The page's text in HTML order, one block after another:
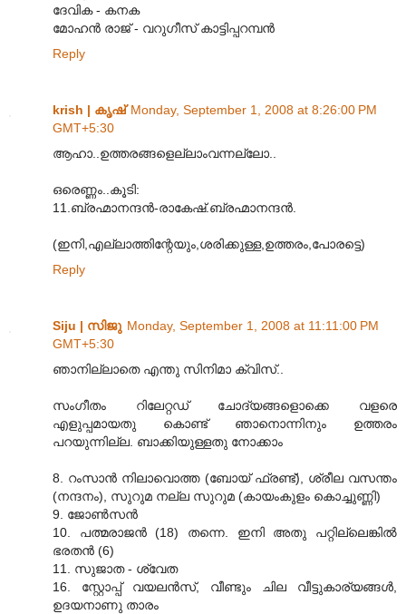
ദേവിക - കനക
മോഹന്‍ രാജ് - വറുഗീസ് കാട്ടിപ്പറമ്പന്‍
Reply
krish | കൃഷ് Monday, September 1, 2008 at 8:26:00 PM
GMT+5:30
ആഹാ..ഉത്തരങ്ങളെല്ലാംവന്നല്ലോ..
ഒരെണ്ണം..കൂടി:
11.ബ്രഹ്മാനന്ദന്‍-രാകേഷ്.ബ്രഹ്മാനന്ദന്‍.
(ഇനി,എല്ലാത്തിന്റേയും,ശരിക്കുള്ള,ഉത്തരം,പോരട്ടെ)
Reply
Siju | സിജു Monday, September 1, 2008 at 11:11:00 PM
GMT+5:30
ഞാനില്ലാതെ എന്തു സിനിമാ ക്വിസ്..
സംഗീതം റിലേറ്റഡ് ചോദ്യങ്ങളൊക്കെ വളരെ
എളുപ്പമായതു കൊണ്ട് ഞാനൊന്നിനും ഉത്തരം
പറയുന്നില്ല. ബാക്കിയുള്ളതു നോക്കാം
8. റംസാന്‍ നിലാവൊത്ത (ബോയ് ഫ്രണ്ട്), ശ്രീല വസന്തം
(നന്ദനം), സുറുമ നല്ല സുറുമ (കായംകുളം കൊച്ചുണ്ണി)
9. ജോണ്‍സന്‍
10. പത്മരാജന്‍ (18) തന്നെ. ഇനി അതു പറ്റില്ലെങ്കില്‍
ഭരതന്‍ (6)
11. സുജാത - ശ്വേത
16. സ്റ്റോപ്പ് വയലന്‍സ്, വീണ്ടും ചില വീട്ടുകാര്യങ്ങള്‍,
ഉദയനാണു താരം